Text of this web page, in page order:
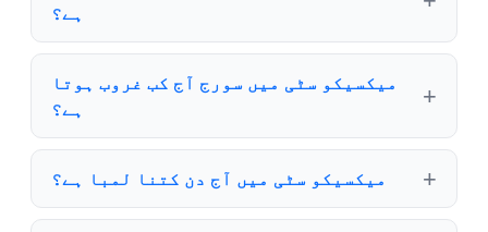
ہے؟
میکسیکو سٹی میں سورج آج کب غروب ہوتا
ہے؟
میکسیکو سٹی میں آج دن کتنا لمبا ہے؟